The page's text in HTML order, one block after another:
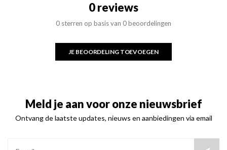
0 reviews
0 sterren op basis van 0 beoordelingen
JE BEOORDELING TOEVOEGEN
Meld je aan voor onze nieuwsbrief
Ontvang de laatste updates, nieuws en aanbiedingen via email